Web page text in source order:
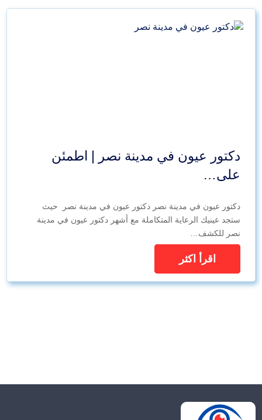
دكتور عيون في مدينة نصر | اطمئن
على…
دكتور عيون في مدينة نصر دكتور عيون في مدينة نصر حيث
ستجد عينيك الرعاية المتكاملة مع أشهر دكتور عيون في مدينة
نصر للكشف…
اقرأ اكثر